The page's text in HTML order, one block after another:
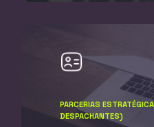
PARCERIAS
DESPACHANTES)